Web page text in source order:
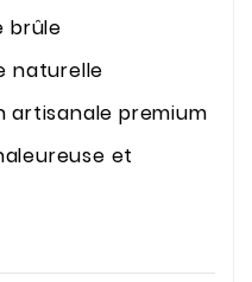
brûle
naturelle
premium
et